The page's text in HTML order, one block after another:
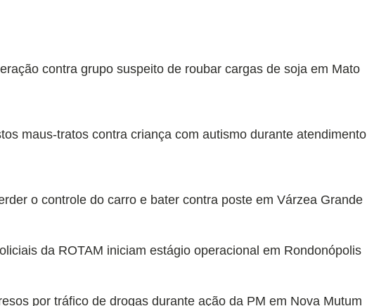
contra grupo suspeito de roubar cargas de soja em Mato
maus-tratos contra criança com autismo durante atendimento
o controle do carro e bater contra poste em Várzea Grande
da ROTAM iniciam estágio operacional em Rondonópolis
por tráfico de drogas durante ação da PM em Nova Mutum